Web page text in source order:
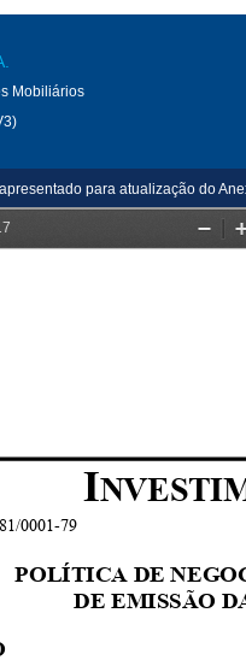
Mobiliários
para atualização do